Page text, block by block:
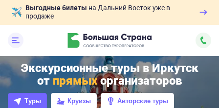
Выгодные билеты на Дальний Восток уже в
продаже
Экскурсионные туры в Иркутск
от прямыхорганизаторов
Туры Круизы Авторские туры